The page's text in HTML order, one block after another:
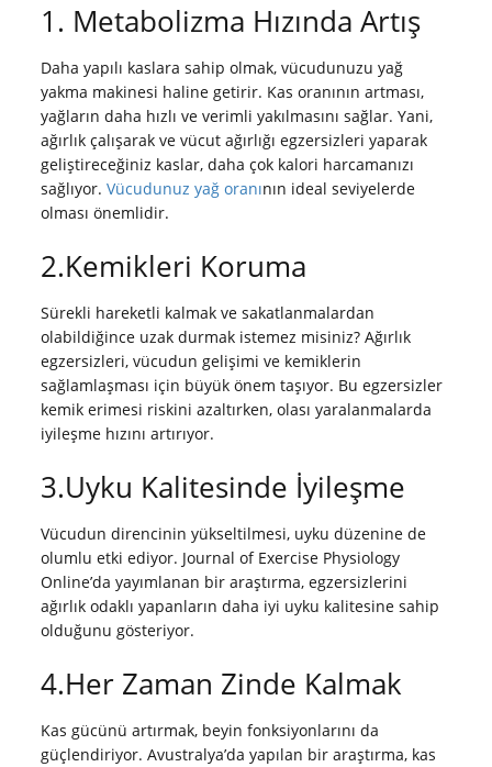
1. Metabolizma Hızında Artış
Daha yapılı kaslara sahip olmak, vücudunuzu yağ
yakma makinesi haline getirir. Kas oranının artması,
yağların daha hızlı ve verimli yakılmasını sağlar. Yani,
ağırlık çalışarak ve vücut ağırlığı egzersizleri yaparak
geliştireceğiniz kaslar, daha çok kalori harcamanızı
sağlıyor.Vücudunuz yağ oranının ideal seviyelerde
olması önemlidir.
2.Kemikleri Koruma
Sürekli hareketli kalmak ve sakatlanmalardan
olabildiğince uzak durmak istemez misiniz? Ağırlık
egzersizleri, vücudun gelişimi ve kemiklerin
sağlamlaşması için büyük önem taşıyor. Bu egzersizler
kemik erimesi riskini azaltırken, olası yaralanmalarda
iyileşme hızını artırıyor.
3.Uyku Kalitesinde İyileşme
Vücudun direncinin yükseltilmesi, uyku düzenine de
olumlu etki ediyor. Journal of Exercise Physiology
Online’da yayımlanan bir araştırma, egzersizlerini
ağırlık odaklı yapanların daha iyi uyku kalitesine sahip
olduğunu gösteriyor.
4.Her Zaman Zinde Kalmak
Kas gücünü artırmak, beyin fonksiyonlarını da
güçlendiriyor. Avustralya’da yapılan bir araştırma, kas